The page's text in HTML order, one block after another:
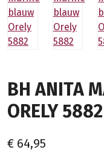
BH ANITA
ORELY
€ 64,95